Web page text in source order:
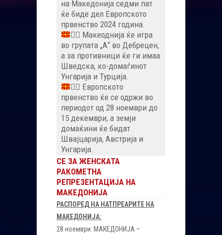
на Македонија седми пат
ќе биде дел Европското
првенство 2024 година.
🤾‍♀️ Макеоднија ќе игра
во групата „А“ во Дебрецен,
а за противници ќе ги имаа
Шведска, ко-домаѓинот
Унгарија и Турција.
🤾‍♀️ Европското
првенство ќе се одржи во
периодот од 28 ноември до
15 декември, а земји
домаќини ќе бидат
Швајцарија, Австрија и
Унгарија.
СЕ ЗА ЖЕНСКАТА
РАКОМЕТНА
РЕПРЕЗЕНТАЦИЈА НА
МАКЕДОНИЈА
РАСПОРЕД НА НАТПРЕАРИТЕ НА
МАКЕДОНИЈА:
28 ноември: МАКЕДОНИЈА –